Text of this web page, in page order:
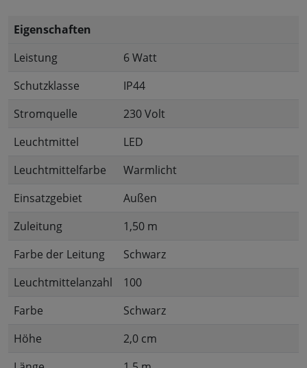
Eigenschaften
Leistung
6 Watt
Schutzklasse
IP44
Stromquelle
230 Volt
Leuchtmittel
LED
Leuchtmittelfarbe
Warmlicht
Einsatzgebiet
Außen
Zuleitung
1,50 m
Farbe der Leitung
Schwarz
Leuchtmittelanzahl
100
Farbe
Schwarz
Höhe
2,0 cm